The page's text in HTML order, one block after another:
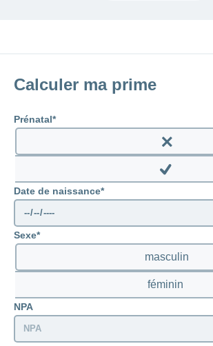
Calculer ma prime
Prénatal
Enable
prenatal
Disable
Date de naissance
Sexe
masculin
féminin
NPA